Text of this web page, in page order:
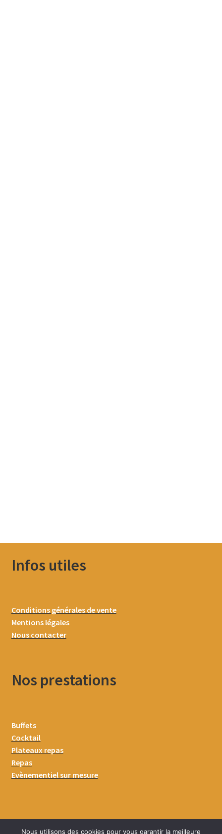
Infos utiles
Conditions générales de vente
Mentions légales
Nous contacter
Nos prestations
Buffets
Cocktail
Plateaux repas
Repas
Evènementiel sur mesure
Nous utilisons des cookies pour vous garantir la meilleure